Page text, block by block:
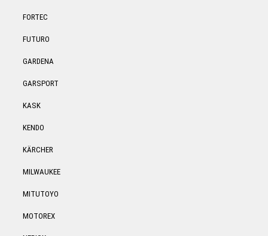
FORTEC
FUTURO
GARDENA
GARSPORT
KASK
KENDO
KÄRCHER
MILWAUKEE
MITUTOYO
MOTOREX